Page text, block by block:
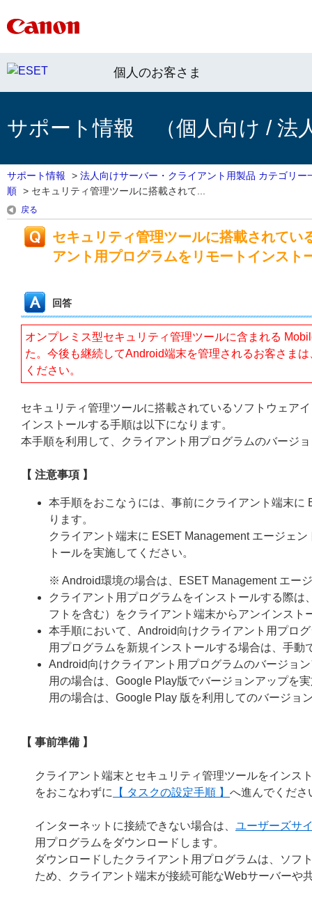
個人のお客さま
サポート情報 （個人向け / 法
サポート情報 > 法人向けサーバー・クライアント用製品 カテゴリー
順 > セキュリティ管理ツールに搭載されて...
戻る
セキュリティ管理ツールに搭載されてい
アント用プログラムをリモートインスト
回答
オンプレミス型セキュリティ管理ツールに含まれる
た。今後も継続してAndroid端末を管理されるお客さま
ください。
セキュリティ管理ツールに搭載されているソフトウェア
インストールする手順は以下になります。
本手順を利用して、クライアント用プログラムのバージ
【 注意事項 】
本手順をおこなうには、事前にクライアント端末
ります。
クライアント端末に ESET Management エージェ
トールを実施してください。
※ Android環境の場合は、ESET Management エー
クライアント用プログラムをインストールする際
フトを含む）をクライアント端末からアンインスト
本手順において、Android向けクライアント用プロ
用プログラムを新規インストールする場合は、手動
Android向けクライアント用プログラムのバージョ
用の場合は、Google Play版でバージョンアップを
用の場合は、Google Play 版を利用してのバージョ
【 事前準備 】
クライアント端末とセキュリティ管理ツールをインス
をおこなわずに
【 タスクの設定手順 】 へ進んでくださ
インターネットに接続できない場合は、 ユーザーズサ
用プログラムをダウンロードします。
ダウンロードしたクライアント用プログラムは、ソフ
ため、クライアント端末が接続可能なWebサーバーや